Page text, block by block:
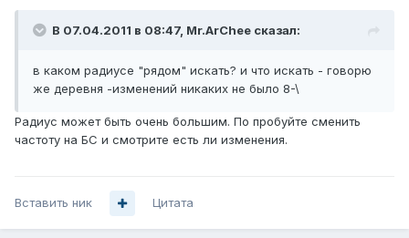
В 07.04.2011 в 08:47, Mr.ArChee сказал:
в каком радиусе "рядом" искать? и что искать - говорю
же деревня -изменений никаких не было 8-\
Радиус может быть очень большим. По пробуйте сменить
частоту на БС и смотрите есть ли изменения.
Вставить ник Цитата